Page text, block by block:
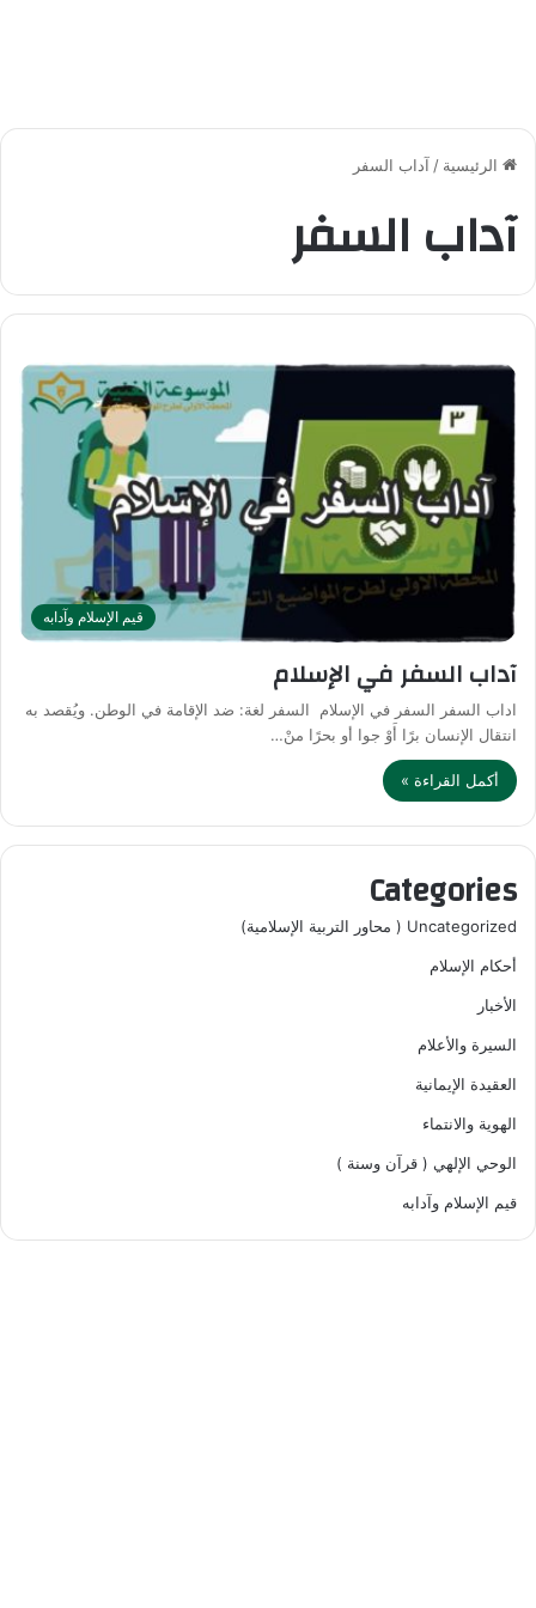
الرئيسية / آداب السفر
آداب السفر
قيم الإسلام وآدابه
آداب السفر في الإسلام
اداب السفر السفر في الإسلام السفر لغة: ضد الإقامة في الوطن. ويُقصد به
انتقال الإنسان برًا أَوْ جوا أو بحرًا منْ…
أكمل القراءة »
Categories
Uncategorized ( محاور التربية الإسلامية)
أحكام الإسلام
الأخبار
السيرة والأعلام
العقيدة الإيمانية
الهوية والانتماء
الوحي الإلهي ( قرآن وسنة )
قيم الإسلام وآدابه